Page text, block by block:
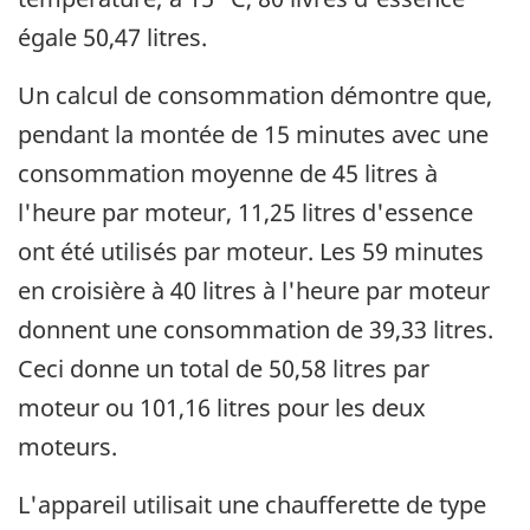
égale 50,47 litres.
Un calcul de consommation démontre que,
pendant la montée de 15 minutes avec une
consommation moyenne de 45 litres à
l'heure par moteur, 11,25 litres d'essence
ont été utilisés par moteur. Les 59 minutes
en croisière à 40 litres à l'heure par moteur
donnent une consommation de 39,33 litres.
Ceci donne un total de 50,58 litres par
moteur ou 101,16 litres pour les deux
moteurs.
L'appareil utilisait une chaufferette de type